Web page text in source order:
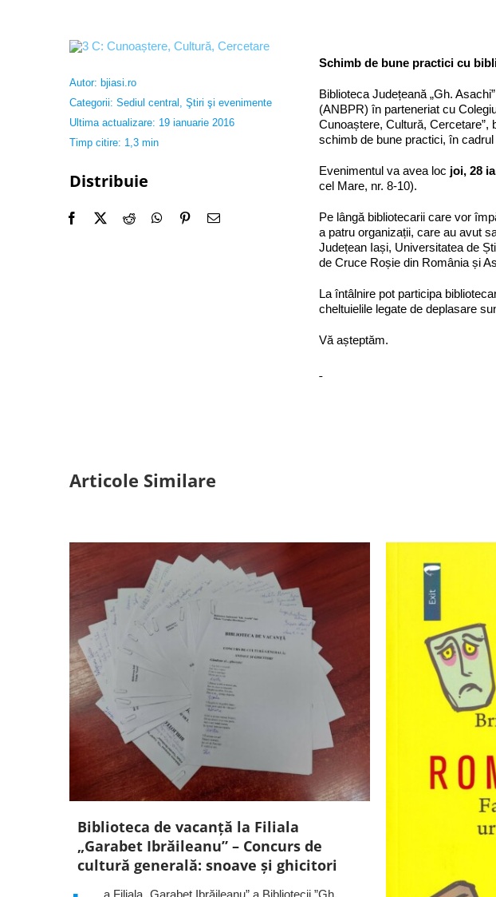
Autor: bjiasi.ro
Categorii: Sediul central , Ştiri şi evenimente
Ultima actualizare: 19 ianuarie 2016
Timp citire: 1,3 min
Distribuie
Schimb de bune practici cu
Biblioteca Județeană „Gh.
(ANBPR) în parteneriat cu
Cunoaștere, Cultură,
schimb de bune practici, în
Evenimentul va avea loc joi, 28
cel Mare, nr. 8-10).
Pe lângă bibliotecarii care vor
a patru organizații, care au avut
Județean Iași, Universitatea de
de Cruce Roșie din România și
La întâlnire pot participa
cheltuielile legate de deplasare
Vă așteptăm.
Articole Similare
Biblioteca de vacanță la Filiala
„Garabet Ibrăileanu” – Concurs de
cultură generală: snoave și ghicitori
a Filiala „Garabet Ibrăileanu” a Bibliotecii ”Gh.